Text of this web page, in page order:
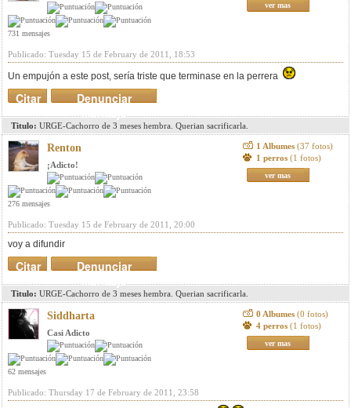
731 mensajes
ver mas
Publicado: Tuesday 15 de February de 2011, 18:53
Un empujón a este post, sería triste que terminase en la perrera
Denunciar
mensaje
Citar
Titulo: URGE-Cachorro de 3 meses hembra. Querian sacrificarla.
Renton
¡Adicto!
276 mensajes
1 Albumes (37 fotos)
1 perros (1 fotos)
ver mas
Publicado: Tuesday 15 de February de 2011, 20:00
voy a difundir
Denunciar
mensaje
Citar
Titulo: URGE-Cachorro de 3 meses hembra. Querian sacrificarla.
Siddharta
Casi Adicto
62 mensajes
0 Albumes (0 fotos)
4 perros (1 fotos)
ver mas
Publicado: Thursday 17 de February de 2011, 23:58